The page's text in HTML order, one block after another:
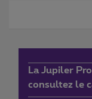
La Jupiler
consultez le